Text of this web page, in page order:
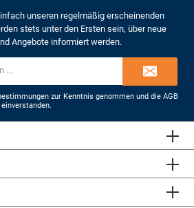
Sie können die Marker auch im
ohne sich Sorgen um
bei Regen machen zu müssen.
unseren regelmäßig erscheinenden
stets unter den Ersten sein, über neue
Angebote informiert werden.
Adresse*
zur Kenntnis genommen und dieAGB